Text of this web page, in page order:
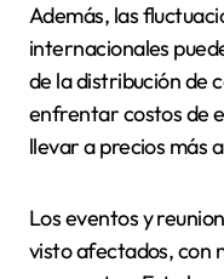
Además, las
internacionales
de la distribución de
enfrentar costos de
llevar a precios más
Los eventos y
visto afectados, con